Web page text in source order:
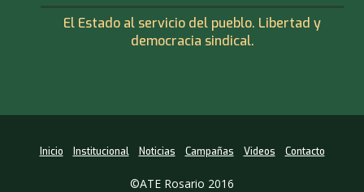
El Estado al servicio del pueblo. Libertad y
democracia sindical.
Inicio Institucional Noticias Campañas Videos Contacto
©ATE Rosario 2016